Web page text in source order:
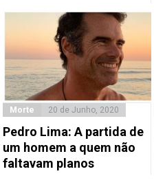
Morte 20 de Junho, 2020
Pedro Lima: A partida de
um homem a quem não
faltavam planos